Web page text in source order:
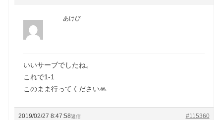
あけび
いいサーブでしたね。
これで1-1
このまま行ってください🙏
2019/02/27 8:47:58 #115360
返信